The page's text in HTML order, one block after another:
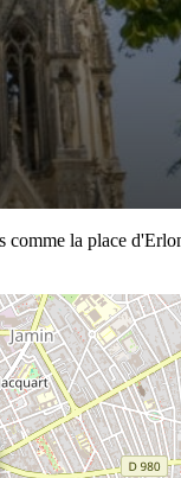
comme la place